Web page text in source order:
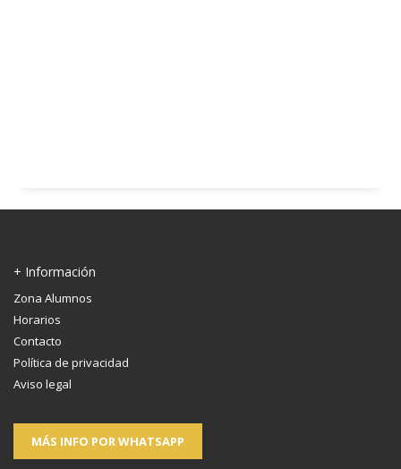
+ Información
Zona Alumnos
Horarios
Contacto
Política de privacidad
Aviso legal
MÁS INFO POR WHATSAPP